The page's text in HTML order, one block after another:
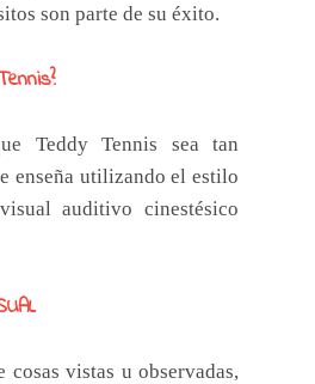
son parte de su éxito.
Teddy Tennis sea tan
enseña utilizando el estilo
auditivo cinestésico
vistas u observadas,